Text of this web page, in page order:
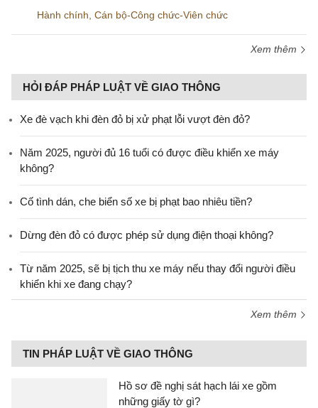
Hành chính Cán bộ-Công chức-Viên chức
Xem thêm
HỎI ĐÁP PHÁP LUẬT VỀ GIAO THÔNG
Xe đè vạch khi đèn đỏ bị xử phạt lỗi vượt đèn đỏ?
Năm 2025, người đủ 16 tuổi có được điều khiển xe máy
không?
Cố tình dán, che biển số xe bị phạt bao nhiêu tiền?
Dừng đèn đỏ có được phép sử dụng điện thoại không?
Từ năm 2025, sẽ bị tịch thu xe máy nếu thay đổi người điều
khiển khi xe đang chạy?
Xem thêm
TIN PHÁP LUẬT VỀ GIAO THÔNG
Hồ sơ đề nghị sát hạch lái xe gồm
những giấy tờ gì?